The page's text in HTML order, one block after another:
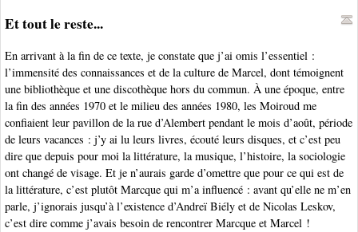
Et tout le reste...
En arrivant à la fin de ce texte, je constate que j’ai omis l’essentiel :
l’immensité des connaissances et de la culture de Marcel, dont témoignent
une bibliothèque et une discothèque hors du commun. À une époque, entre
la fin des années 1970 et le milieu des années 1980, les Moiroud me
confiaient leur pavillon de la rue d’Alembert pendant le mois d’août, période
de leurs vacances : j’y ai lu leurs livres, écouté leurs disques, et c’est peu
dire que depuis pour moi la littérature, la musique, l’histoire, la sociologie
ont changé de visage. Et je n’aurais garde d’omettre que pour ce qui est de
la littérature, c’est plutôt Marcque qui m’a influencé : avant qu’elle ne m’en
parle, j’ignorais jusqu’à l’existence d’Andreï Biély et de Nicolas Leskov,
c’est dire comme j’avais besoin de rencontrer Marcque et Marcel !